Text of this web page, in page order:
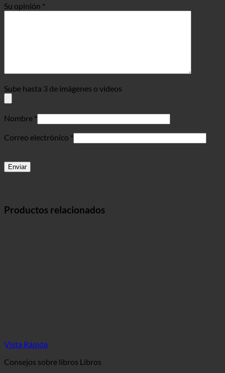
Su opinión *
Sube hasta 3 de imágenes o vídeos
Nombre *
Correo electrónico *
Productos relacionados
Vista Rápida
Consejos sobre libros Libros